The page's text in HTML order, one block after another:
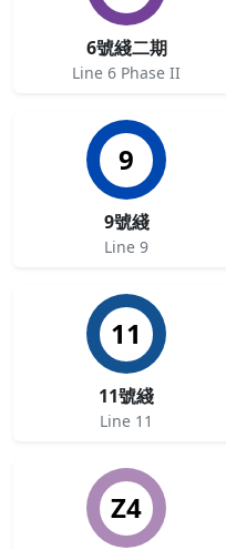
6號綫二期
Line 6 Phase II
9
9號綫
Line 9
11
11號綫
Line 11
Z4